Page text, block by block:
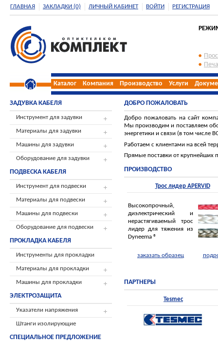
ГЛАВНАЯ ЗАКЛАДКИ (0) ЛИЧНЫЙ КАБИНЕТ ВОЙТИ РЕГИСТРАЦИЯ
Каталог Компания Производство Услуги
ЗАДУВКА КАБЕЛЯ
Инструмент для задувки
Материалы для задувки
Машины для задувки
Оборудование для задувки
ПОДВЕСКА КАБЕЛЯ
Инструмент для подвески
Материалы для подвески
Машины для подвески
Оборудование для подвески
ПРОКЛАДКА КАБЕЛЯ
Инструменты для прокладки
Материалы для прокладки
Машины для прокладки
ЭЛЕКТРОЗАЩИТА
Указатели напряжения
Штанги изолирующие
СПЕЦИАЛЬНОЕ ПРЕДЛОЖЕНИЕ
ДОБРО ПОЖАЛОВАТЬ
Добро пожаловать на сайт
Мы производим и поставляем
энергетики и связи (в том числе
Работаем с клиентами на всей
Прямые поставки от крупнейших
ПРОИЗВОДСТВО
Трос лидер APERVID
Высокопрочный,
диэлектрический и
нерастягиваемый трос
лидер для тяжения из
Dyneema ®
заказать образец
ПАРТНЕРЫ
Tesmec